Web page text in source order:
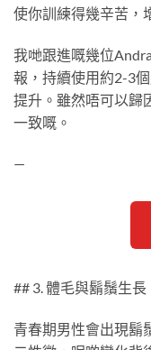
使你訓練得幾辛苦，
我哋跟進嘅幾位
報，持續使用約2-3
提升。雖然唔可以歸
一致嘅。
—
## 3. 體毛與鬍鬚生
青春期男性會出現鬍